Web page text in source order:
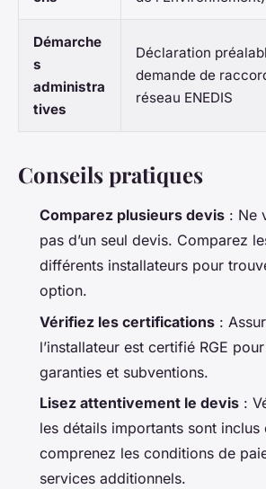
Démarche
s
administra
tives
Déclaration
demande de
réseau ENEDIS
Conseils pratiques
Comparez plusieurs devis : Ne
pas d’un seul devis. Comparez
différents installateurs pour
option.
Vérifiez les certifications :
l’installateur est certifié RGE
garanties et subventions.
Lisez attentivement le devis :
les détails importants sont inclus
comprenez les conditions de
services additionnels.